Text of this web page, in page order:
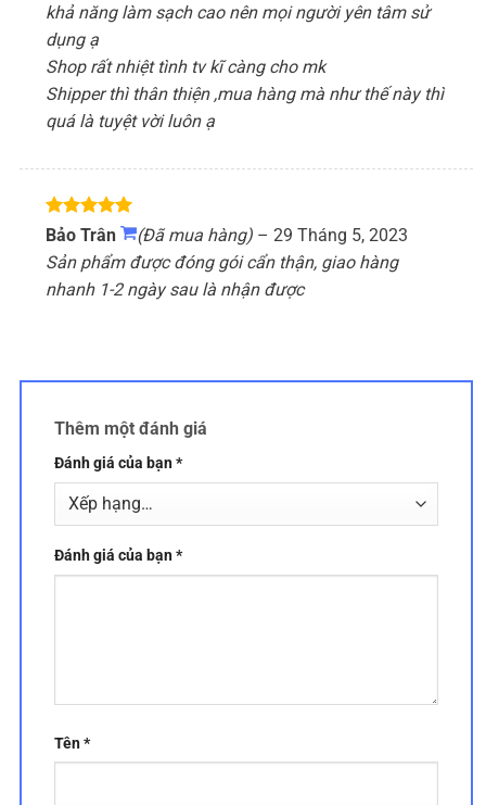
khả năng làm sạch cao nên mọi người yên tâm sử
dụng ạ
Shop rất nhiệt tình tv kĩ càng cho mk
Shipper thì thân thiện ,mua hàng mà như thế này thì
quá là tuyệt vời luôn ạ
Được xếp
hạng55
sao
Bảo Trân (Đã mua hàng) – 29 Tháng 5, 2023
Sản phẩm được đóng gói cẩn thận, giao hàng
nhanh 1-2 ngày sau là nhận được
Thêm một đánh giá
Đánh giá của bạn*
Đánh giá của bạn*
Tên*